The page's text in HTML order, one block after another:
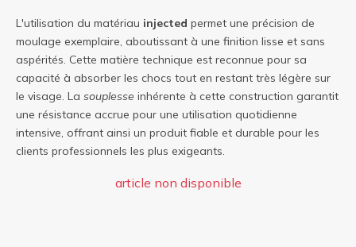
L'utilisation du matériau injected permet une précision de
moulage exemplaire, aboutissant à une finition lisse et sans
aspérités. Cette matière technique est reconnue pour sa
capacité à absorber les chocs tout en restant très légère sur
le visage. La souplesse inhérente à cette construction garantit
une résistance accrue pour une utilisation quotidienne
intensive, offrant ainsi un produit fiable et durable pour les
clients professionnels les plus exigeants.
article non disponible